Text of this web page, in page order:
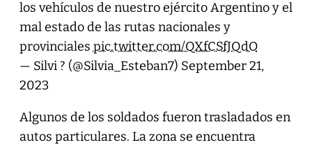
los vehículos de nuestro ejército Argentino y el
mal estado de las rutas nacionales y
provinciales pic.twitter.com/QXfCSfJQdO
— Silvi ? (@Silvia_Esteban7) September 21,
2023
Algunos de los soldados fueron trasladados en
autos particulares. La zona se encuentra